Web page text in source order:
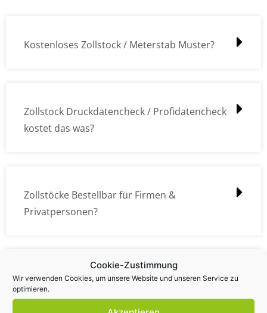
Cookie-Zustimmung
Wir verwenden Cookies, um unsere Website und unseren Service zu
optimieren.
Kostenloses Zollstock / Meterstab Muster?
Zollstock Druckdatencheck / Profidatencheck
kostet das was?
Zollstöcke Bestellbar für Firmen &
Privatpersonen?
Wie kann ich die Daten (z.B. Logos und Texte)
übermitteln?